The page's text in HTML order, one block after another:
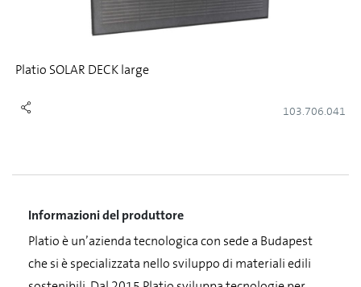
Platio SOLAR DECK large
103.706.041
Informazioni del produttore
Platio è un’azienda tecnologica con sede a Budapest
che si è specializzata nello sviluppo di materiali edili